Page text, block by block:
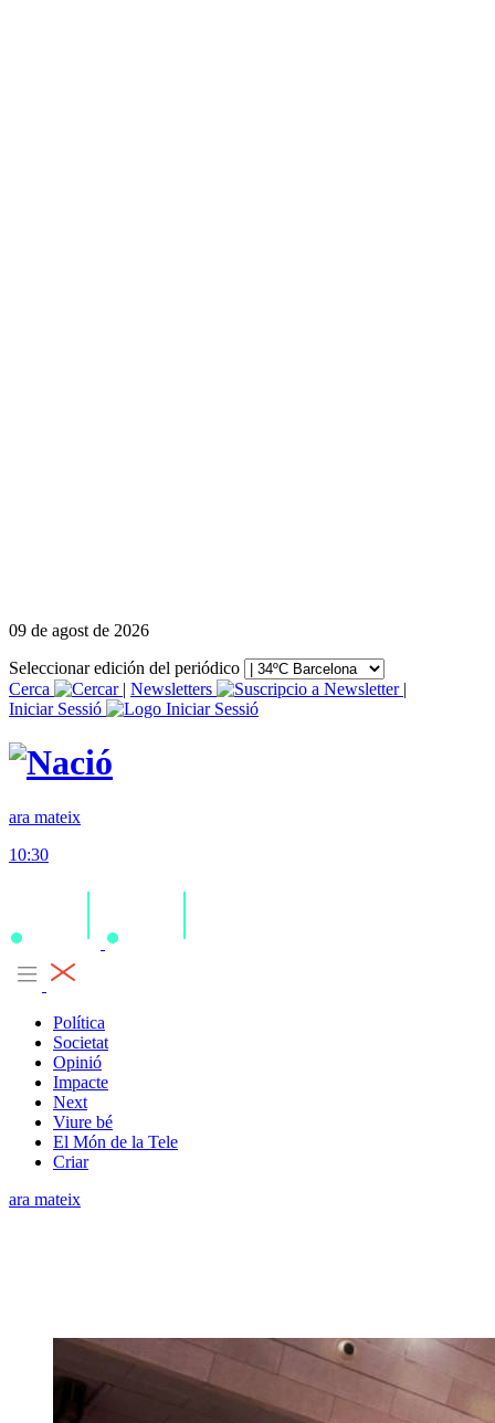
09 de agost de 2026
Seleccionar edición del periódico
Cerca
| Newsletters
|
Iniciar Sessió
ara mateix
10:30
Política
Societat
Opinió
Impacte
Next
Viure bé
El Món de la Tele
Criar
ara mateix